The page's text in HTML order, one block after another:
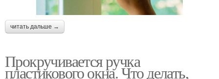
читать дальше →
Прокручивается ручка
пластикового окна. Что делать,